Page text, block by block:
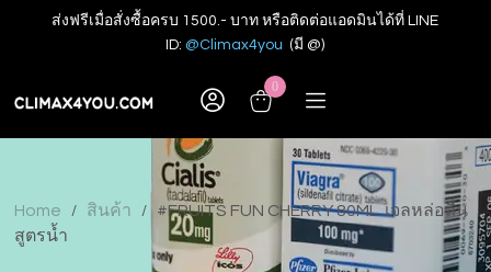
ส่งฟรีเมื่อสั่งซื้อครบ 1500.- บาท หรือติดต่อแอดมินได้ที่ LINE
ID: @Climax4you (มี @)
0
Home / สินค้า /
#FRUITS FUN CHERRY 80ML. เจลหล่อลื่น
สูตรน้ำ